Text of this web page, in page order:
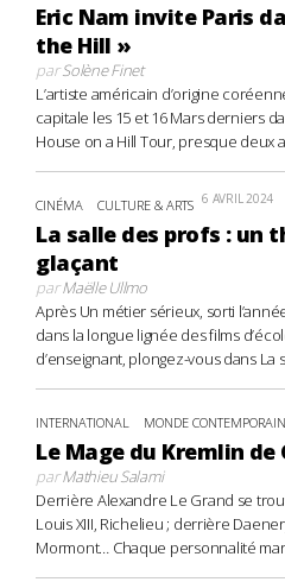
Eric Nam invite Paris
the Hill »
parSolène Finet
L’artiste américain d’origine
capitale les 15 et 16 Mars derniers
House on a Hill Tour, presque deux
CINÉMA CULTURE & ARTS 6 AVRIL 2024
La salle des profs : un
glaçant
parMaëlle Ullmo
Après Un métier sérieux, sorti
dans la longue lignée des films
d’enseignant, plongez-vous dans La
INTERNATIONAL MONDE CONTEMPORAIN
Le Mage du Kremlin
parMathieu Salami
Derrière Alexandre Le Grand se
Louis XIII, Richelieu ; derrière
Mormont… Chaque personnalité